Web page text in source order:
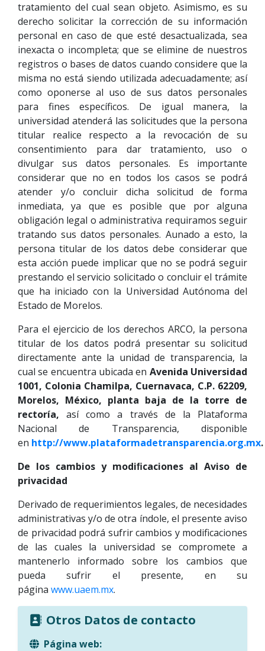
tratamiento del cual sean objeto. Asimismo, es su
derecho solicitar la corrección de su información
personal en caso de que esté desactualizada, sea
inexacta o incompleta; que se elimine de nuestros
registros o bases de datos cuando considere que la
misma no está siendo utilizada adecuadamente; así
como oponerse al uso de sus datos personales
para fines específicos. De igual manera, la
universidad atenderá las solicitudes que la persona
titular realice respecto a la revocación de su
consentimiento para dar tratamiento, uso o
divulgar sus datos personales. Es importante
considerar que no en todos los casos se podrá
atender y/o concluir dicha solicitud de forma
inmediata, ya que es posible que por alguna
obligación legal o administrativa requiramos seguir
tratando sus datos personales. Aunado a esto, la
persona titular de los datos debe considerar que
esta acción puede implicar que no se podrá seguir
prestando el servicio solicitado o concluir el trámite
que ha iniciado con la Universidad Autónoma del
Estado de Morelos.
Para el ejercicio de los derechos ARCO, la persona
titular de los datos podrá presentar su solicitud
directamente ante la unidad de transparencia, la
cual se encuentra ubicada en Avenida Universidad
1001, Colonia Chamilpa, Cuernavaca, C.P. 62209,
Morelos, México, planta baja de la torre de
rectoría, así como a través de la Plataforma
Nacional de Transparencia, disponible
en http://www.plataformadetransparencia.org.mx.
De los cambios y modiﬁcaciones al Aviso de
privacidad
Derivado de requerimientos legales, de necesidades
administrativas y/o de otra índole, el presente aviso
de privacidad podrá sufrir cambios y modificaciones
de las cuales la universidad se compromete a
mantenerlo informado sobre los cambios que
pueda sufrir el presente, en su
página www.uaem.mx.
Otros Datos de contacto
Página web: